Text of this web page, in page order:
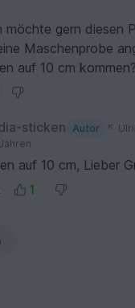
möchte gern diesen
Maschenprobe
auf 10 cm
sticken Autor
auf 10 cm, Lieber
1